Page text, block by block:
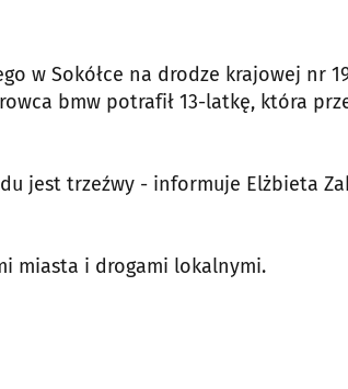
w Sokółce na drodze krajowej nr
bmw potrafił 13-latkę, która
jest trzeźwy - informuje Elżbieta
miasta i drogami lokalnymi.